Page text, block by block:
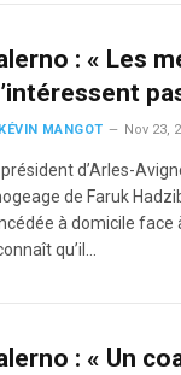
: « Les
KÉVIN MANGOT Nov 23,
président d’Arles-
de Faruk
à domicile face
qu’il…
: « Un